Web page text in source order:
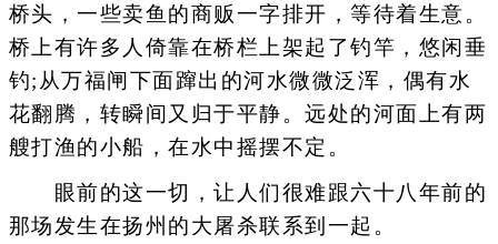
桥头，一些卖鱼的商贩一字排开，等待着生意。
桥上有许多人倚靠在桥栏上架起了钓竿，悠闲垂
钓;从万福闸下面蹿出的河水微微泛浑，偶有水
花翻腾，转瞬间又归于平静。远处的河面上有两
艘打渔的小船，在水中摇摆不定。
眼前的这一切，让人们很难跟六十八年前的
那场发生在扬州的大屠杀联系到一起。